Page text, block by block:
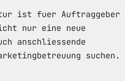
ist fuer Auftraggeber
nur eine neue
anschliessende
suchen.